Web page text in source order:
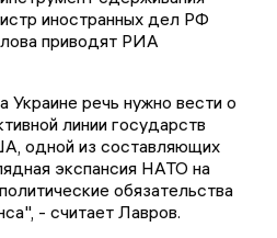
иностранных дел РФ
приводят РИА
Украине речь нужно вести о
линии государств
одной из составляющих
экспансия НАТО на
обязательства
- считает Лавров.